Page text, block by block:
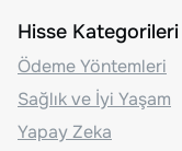
Hisse Kategorileri
Ödeme Yöntemleri
Sağlık ve İyi Yaşam
Yapay Zeka